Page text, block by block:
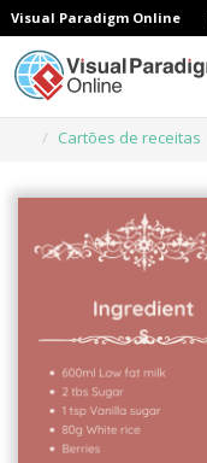
Visual Paradigm Online
Cartões de receitas